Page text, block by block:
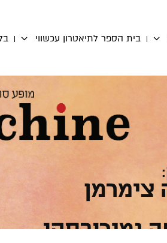
בית הספר לתיאטרון עכשווי